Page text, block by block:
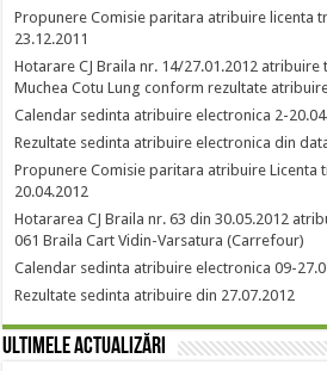
Propunere Comisie paritara atribuire licenta
23.12.2011
Hotarare CJ Braila nr. 14/27.01.2012 atribuire
Muchea Cotu Lung conform rezultate
Calendar sedinta atribuire electronica 2-
Rezultate sedinta atribuire electronica din
Propunere Comisie paritara atribuire Licenta
20.04.2012
Hotararea CJ Braila nr. 63 din 30.05.2012
061 Braila Cart Vidin-Varsatura (Carrefour)
Calendar sedinta atribuire electronica 09-
Rezultate sedinta atribuire din 27.07.2012
Ultimele actualizări